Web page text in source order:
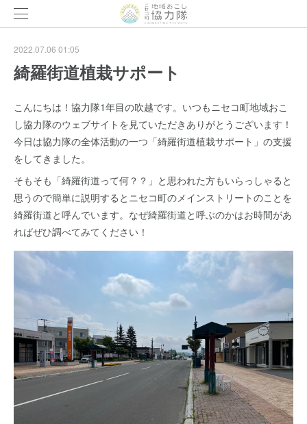
2022.07.06 01:05
綺羅街道植栽サポート
こんにちは！協力隊1年目の吹越です。いつもニセコ町地域おこ
し協力隊のウェブサイトを見ていただきありがとうございます！
今日は協力隊の全体活動の一つ「綺羅街道植栽サポート」の支援
をしてきました。
そもそも「綺羅街道って何？？」と思われた方もいらっしゃると
思うので簡単に説明するとニセコ町のメインストリートのことを
綺羅街道と呼んでいます。なぜ綺羅街道と呼ぶのかはお時間があ
ればぜひ調べてみてください！